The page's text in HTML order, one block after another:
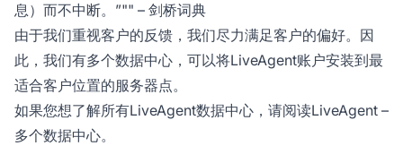
息）而不中断。”"" – 剑桥词典
由于我们重视客户的反馈，我们尽力满足客户的偏好。因
此，我们有多个数据中心，可以将LiveAgent账户安装到最
适合客户位置的服务器点。
如果您想了解所有LiveAgent数据中心，请阅读LiveAgent –
多个数据中心。